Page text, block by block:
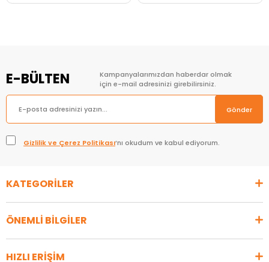
E-BÜLTEN
Kampanyalarımızdan haberdar olmak
için e-mail adresinizi girebilirsiniz.
Gönder
Gizlilik ve Çerez Politikası’nı okudum ve kabul ediyorum.
KATEGORİLER
ÖNEMLİ BİLGİLER
HIZLI ERİŞİM